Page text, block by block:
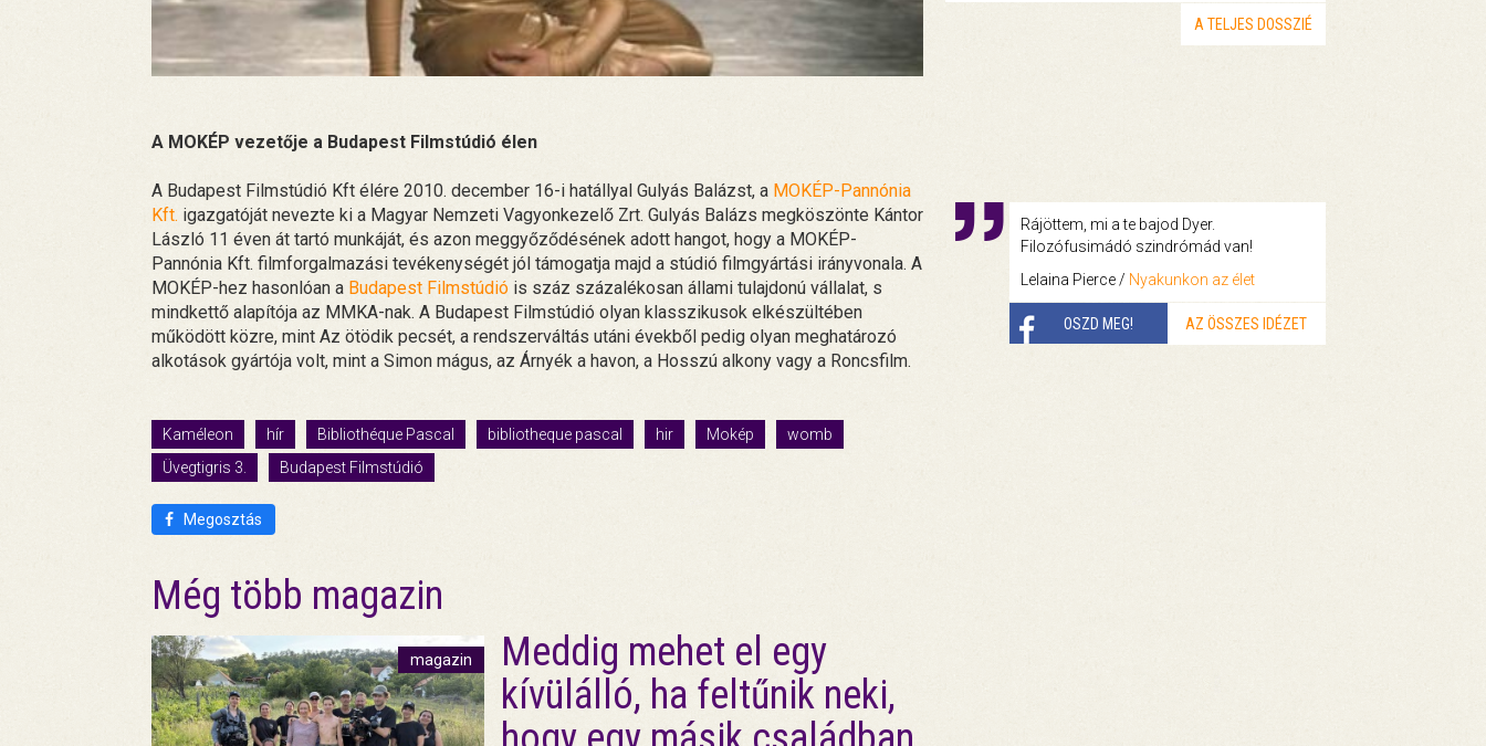
A MOKÉP vezetője a Budapest Filmstúdió élen
A Budapest Filmstúdió Kft élére 2010. december 16-i hatállyal Gulyás Balázst, a MOKÉP-Pannónia
Kft. igazgatóját nevezte ki a Magyar Nemzeti Vagyonkezelő Zrt. Gulyás Balázs megköszönte Kántor
László 11 éven át tartó munkáját, és azon meggyőződésének adott hangot, hogy a MOKÉP-
Pannónia Kft. filmforgalmazási tevékenységét jól támogatja majd a stúdió filmgyártási irányvonala. A
MOKÉP-hez hasonlóan a Budapest Filmstúdió is száz százalékosan állami tulajdonú vállalat, s
mindkettő alapítója az MMKA-nak. A Budapest Filmstúdió olyan klasszikusok elkészültében
működött közre, mint Az ötödik pecsét, a rendszerváltás utáni évekből pedig olyan meghatározó
alkotások gyártója volt, mint a Simon mágus, az Árnyék a havon, a Hosszú alkony vagy a Roncsfilm.
Kaméleon hír Bibliothéque Pascal bibliotheque pascal hir Mokép
womb
Üvegtigris 3.
Budapest Filmstúdió
Megosztás
Még több magazin
magazin
Meddig mehet el egy
kívülálló, ha feltűnik neki,
A TELJES DOSSZIÉ
Rájöttem, mi a te bajod Dyer.
Filozófusimádó szindrómád van!
Lelaina Pierce / Nyakunkon az élet
OSZD MEG! AZ ÖSSZES IDÉZET